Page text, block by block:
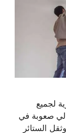
لجميع
صعوبة في
الستائر